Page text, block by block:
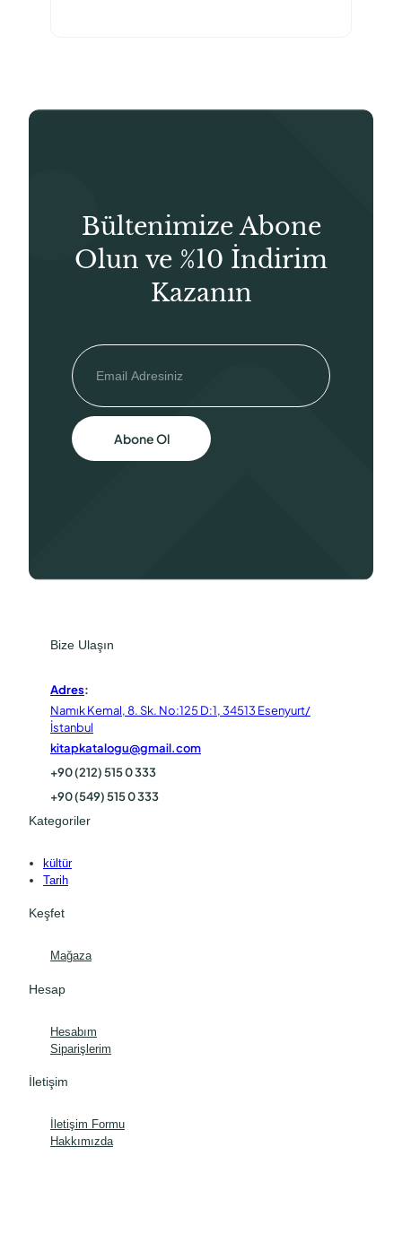
Bültenimize Abone
Olun ve %10 İndirim
Kazanın
Abone Ol
Bize Ulaşın
Adres:
Namık Kemal, 8. Sk. No:125 D:1, 34513 Esenyurt/
İstanbul
kitapkatalogu@gmail.com
+90 (212) 515 0 333
+90 (549) 515 0 333
Kategoriler
kültür
Tarih
Keşfet
Mağaza
Hesap
Hesabım
Siparişlerim
İletişim
İletişim Formu
Hakkımızda